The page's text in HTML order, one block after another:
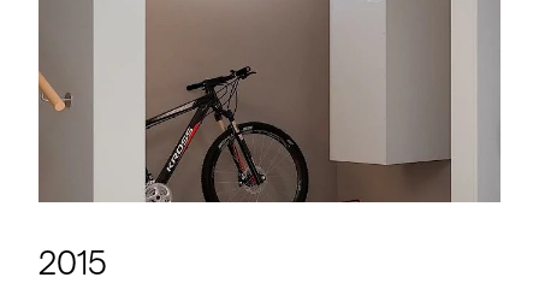
2015